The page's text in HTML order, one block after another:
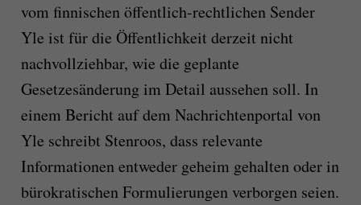
vom finnischen öffentlich-rechtlichen Sender
Yle ist für die Öffentlichkeit derzeit nicht
nachvollziehbar, wie die geplante
Gesetzesänderung im Detail aussehen soll. In
einem Bericht auf dem Nachrichtenportal von
Yle schreibt Stenroos, dass relevante
Informationen entweder geheim gehalten oder in
bürokratischen Formulierungen verborgen seien.